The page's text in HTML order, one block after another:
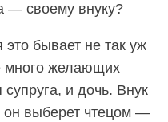
— своему внуку?
бывает не так уж
много желающих
и дочь. Внук
он выберет чтецом —